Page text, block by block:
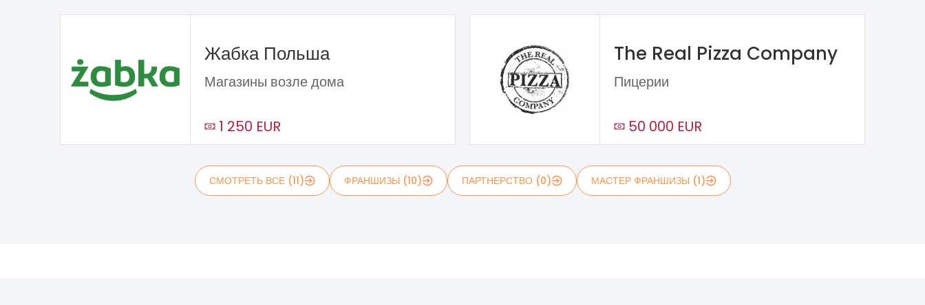
Жабка Польша
Магазины возле дома
1 250 EUR
The Real Pizza Company
Пицерии
50 000 EUR
СМОТРЕТЬ ВСЕ (11) ФРАНШИЗЫ (10) ПАРТНЕРСТВО (0) МАСТЕР ФРАНШИЗЫ (1)